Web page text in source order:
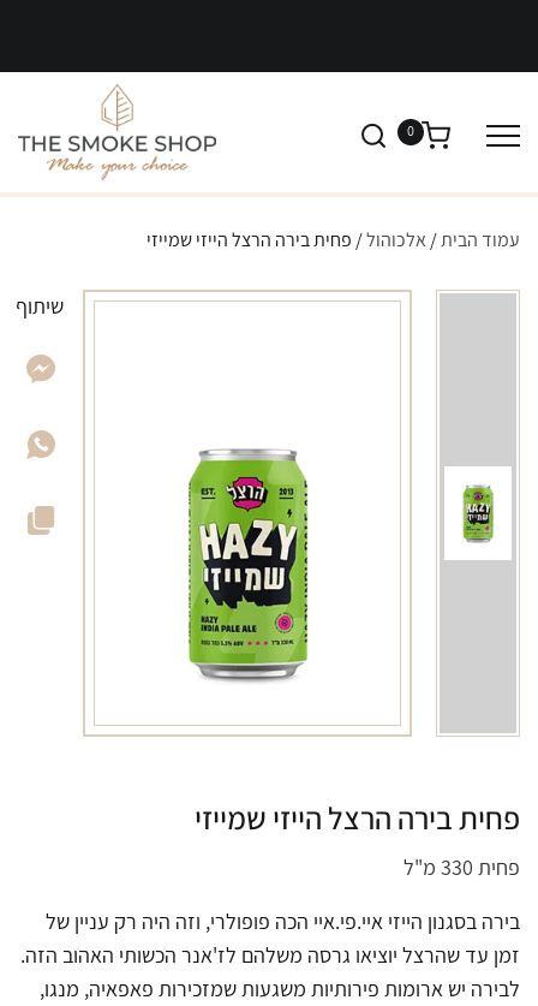
0
עמוד הבית/ אלכוהול/ פחית בירה הרצל הייזי שמייזי
פחית בירה הרצל הייזי שמייזי
פחית 330 מ"ל
בירה בסגנון הייזי איי.פי.איי הכה פופולרי, וזה היה רק עניין של
זמן עד שהרצל יוציאו גרסה משלהם לז'אנר הכשותי האהוב הזה.
לבירה יש ארומות פירותיות משגעות שמזכירות פאפאיה, מנגו,
שיתוף